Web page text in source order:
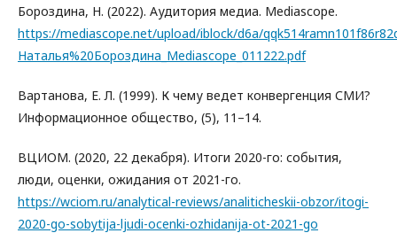
Бороздина, Н. (2022). Аудитория медиа. Mediascope.
https://mediascope.net/upload/iblock/d6a/
Наталья%20Бороздина_Mediascope_011222.pdf
Вартанова, Е. Л. (1999). К чему ведет конвергенция СМИ?
Информационное общество, (5), 11–14.
ВЦИОМ. (2020, 22 декабря). Итоги 2020-го: события,
люди, оценки, ожидания от 2021-го.
https://wciom.ru/analytical-reviews/analiticheskii-obzor/itogi-
2020-go-sobytija-ljudi-ocenki-ozhidanija-ot-2021-go